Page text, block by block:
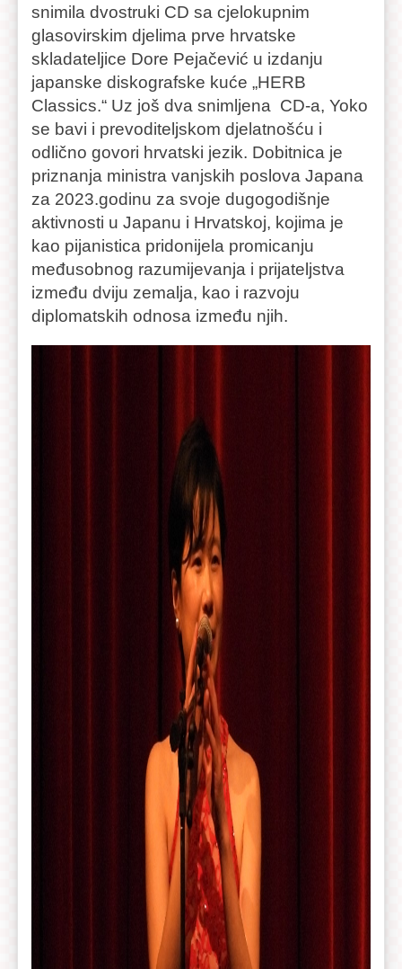
snimila dvostruki CD sa cjelokupnim
glasovirskim djelima prve hrvatske
skladateljice Dore Pejačević u izdanju
japanske diskografske kuće „HERB
Classics.“ Uz još dva snimljena CD-a, Yoko
se bavi i prevoditeljskom djelatnošću i
odlično govori hrvatski jezik. Dobitnica je
priznanja ministra vanjskih poslova Japana
za 2023.godinu za svoje dugogodišnje
aktivnosti u Japanu i Hrvatskoj, kojima je
kao pijanistica pridonijela promicanju
međusobnog razumijevanja i prijateljstva
između dviju zemalja, kao i razvoju
diplomatskih odnosa između njih.